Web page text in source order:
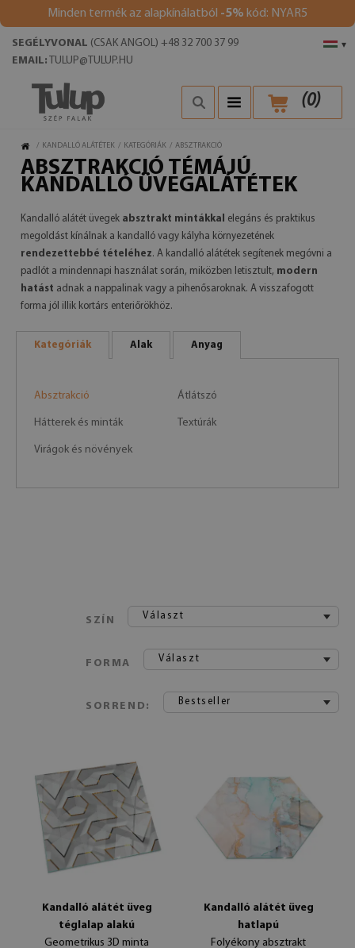
Minden termék az alapkínálatból -5% kód: NYAR5
▾
SEGÉLYVONAL (CSAK ANGOL) +48 32 700 37 99
EMAIL: TULUP@TULUP.HU
(0)
/ KANDALLÓ ALÁTÉTEK / KATEGÓRIÁK / ABSZTRAKCIÓ
ABSZTRAKCIÓ TÉMÁJÚ
KANDALLÓ ÜVEGALÁTÉTEK
Kandalló alátét üvegek absztrakt mintákkal
elegáns és praktikus
megoldást kínálnak a kandalló vagy kályha környezetének
rendezettebbé tételéhez. A kandalló alátétek segítenek megóvni a
padlót a mindennapi használat során, miközben letisztult, modern
hatást adnak a nappalinak vagy a pihenősaroknak. A visszafogott
forma jól illik kortárs enteriőrökhöz.
Kategóriák Alak Anyag
Absztrakció Átlátszó
Hátterek és minták Textúrák
Virágok és növények
SZÍN Választ
FORMA Választ
SORREND: Bestseller
Kandalló alátét üveg
téglalap alakú
Geometrikus 3D minta
Kandalló alátét üveg
hatlapú
Folyékony absztrakt